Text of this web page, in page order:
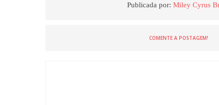
Publicada por:Miley Cyrus
COMENTE A POSTAGEM!